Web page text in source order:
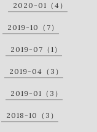
2020-01（4）
2019-10（7）
2019-07（1）
2019-04（3）
2019-01（3）
2018-10（3）